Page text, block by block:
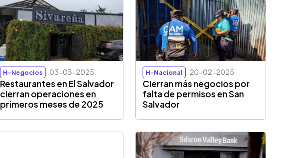
H-Negocios 03-03-2025
Restaurantes en El Salvador
cierran operaciones en
primeros meses de 2025
H-Nacional 20-02-2025
Cierran más negocios por
falta de permisos en San
Salvador